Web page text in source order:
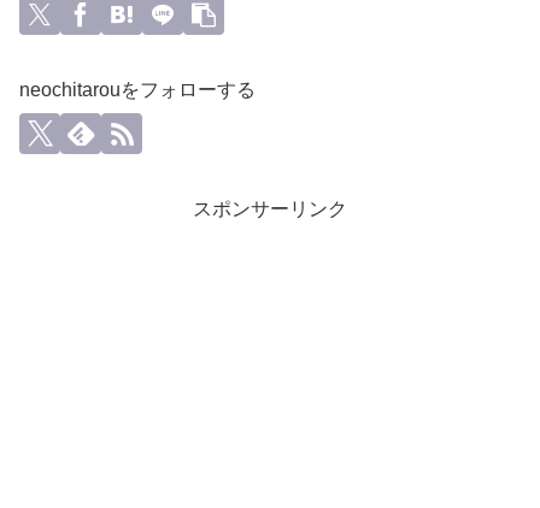
neochitarouをフォローする
スポンサーリンク